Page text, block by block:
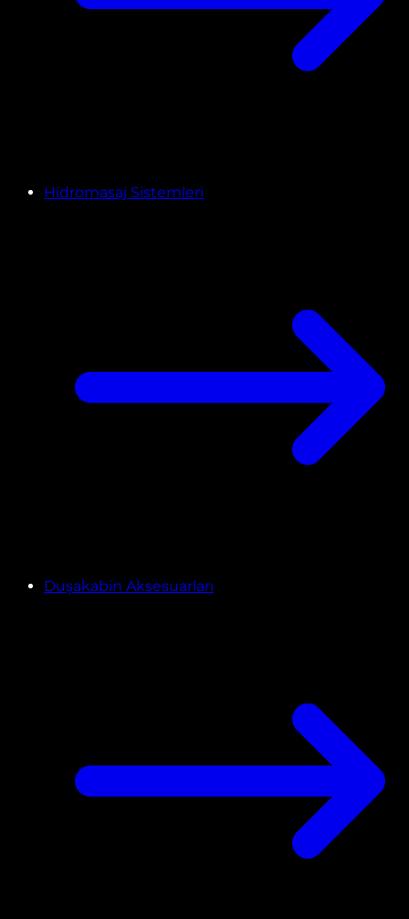
Hidromasaj Sistemleri
Duşakabin Aksesuarları